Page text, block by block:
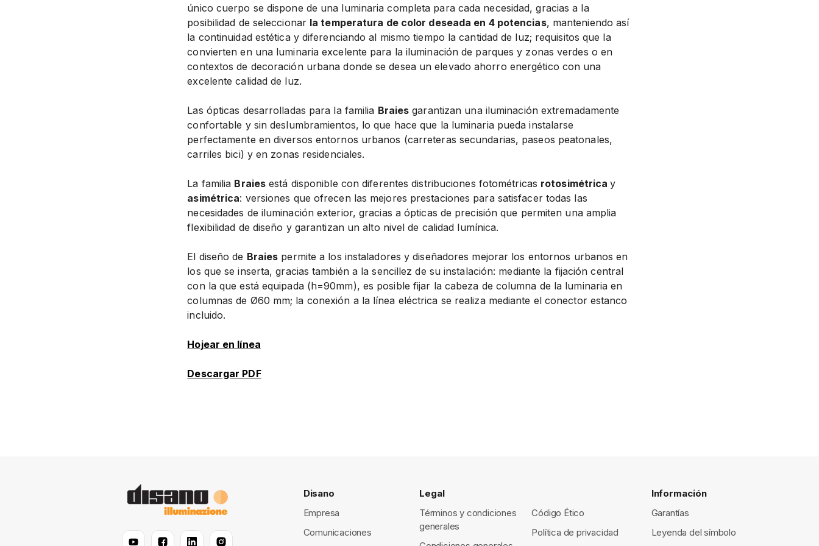
único cuerpo se dispone de una luminaria completa para cada necesidad, gracias a la
posibilidad de seleccionar la temperatura de color deseada en 4 potencias, manteniendo así
la continuidad estética y diferenciando al mismo tiempo la cantidad de luz; requisitos que la
convierten en una luminaria excelente para la iluminación de parques y zonas verdes o en
contextos de decoración urbana donde se desea un elevado ahorro energético con una
excelente calidad de luz.
Las ópticas desarrolladas para la familia Braies garantizan una iluminación extremadamente
confortable y sin deslumbramientos, lo que hace que la luminaria pueda instalarse
perfectamente en diversos entornos urbanos (carreteras secundarias, paseos peatonales,
carriles bici) y en zonas residenciales.
La familia Braies está disponible con diferentes distribuciones fotométricas rotosimétricay
asimétrica: versiones que ofrecen las mejores prestaciones para satisfacer todas las
necesidades de iluminación exterior, gracias a ópticas de precisión que permiten una amplia
flexibilidad de diseño y garantizan un alto nivel de calidad lumínica.
El diseño de Braies permite a los instaladores y diseñadores mejorar los entornos urbanos en
los que se inserta, gracias también a la sencillez de su instalación: mediante la fijación central
con la que está equipada (h=90mm), es posible fijar la cabeza de columna de la luminaria en
columnas de Ø60 mm; la conexión a la línea eléctrica se realiza mediante el conector estanco
incluido.
Hojear en línea
Descargar PDF
Disano
Empresa
Comunicaciones
Legal
Términos y condiciones
generales
Código Ético
Política de privacidad
Información
Garantías
Leyenda del símbolo